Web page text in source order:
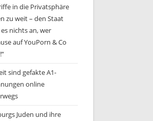
in die Privatsphäre
zu weit – den Staat
nichts an, wer
auf YouPorn & Co
sind gefakte A1-
online
Juden und ihre